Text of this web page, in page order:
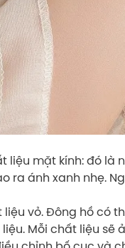
liệu mặt kính: đó là
ra ánh xanh nhẹ.
liệu vỏ. Đông hồ có
Mỗi chất liệu